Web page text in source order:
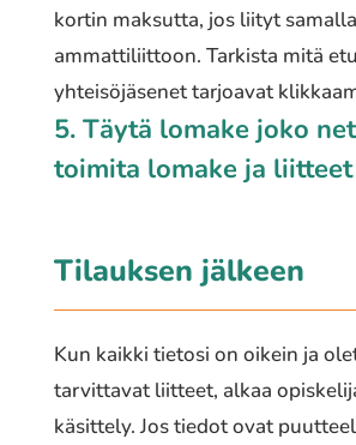
kortin maksutta, jos liityt
ammattiliittoon. Tarkista mitä
yhteisöjäsenet tarjoavat
5. Täytä lomake joko
toimita lomake ja
Tilauksen jälkeen
Kun kaikki tietosi on oikein ja
tarvittavat liitteet, alkaa
käsittely. Jos tiedot ovat